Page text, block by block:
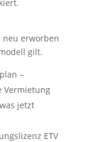
neu erworben
gilt.
–
Vermietung
jetzt
ETV